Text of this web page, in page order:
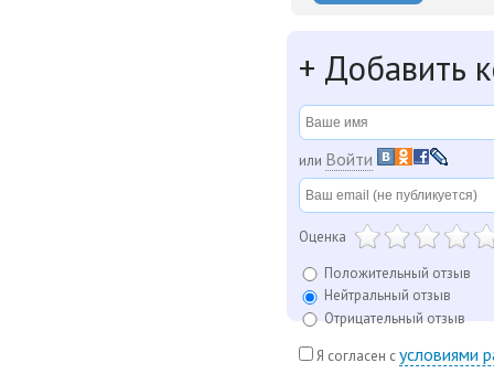
+ Добавить
или Войти
Оценка
Положительный отзыв
Нейтральный отзыв
Отрицательный отзыв
Я согласен сусловиями